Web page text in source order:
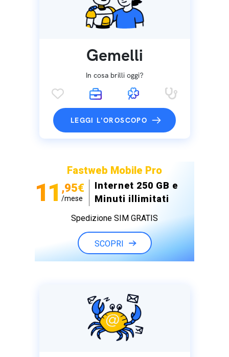
Gemelli
In cosa brilli oggi?
LEGGI L'OROSCOPO
Fastweb Mobile Pro
11 ,95€
/mese
Internet 250 GB e
Minuti illimitati
Spedizione SIM GRATIS
SCOPRI